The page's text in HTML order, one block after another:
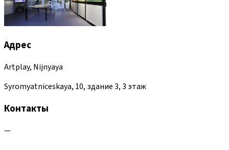
Адрес
Artplay, Nijnyaya
Syromyatniceskaya, 10, здание 3, 3 этаж
Контакты
—